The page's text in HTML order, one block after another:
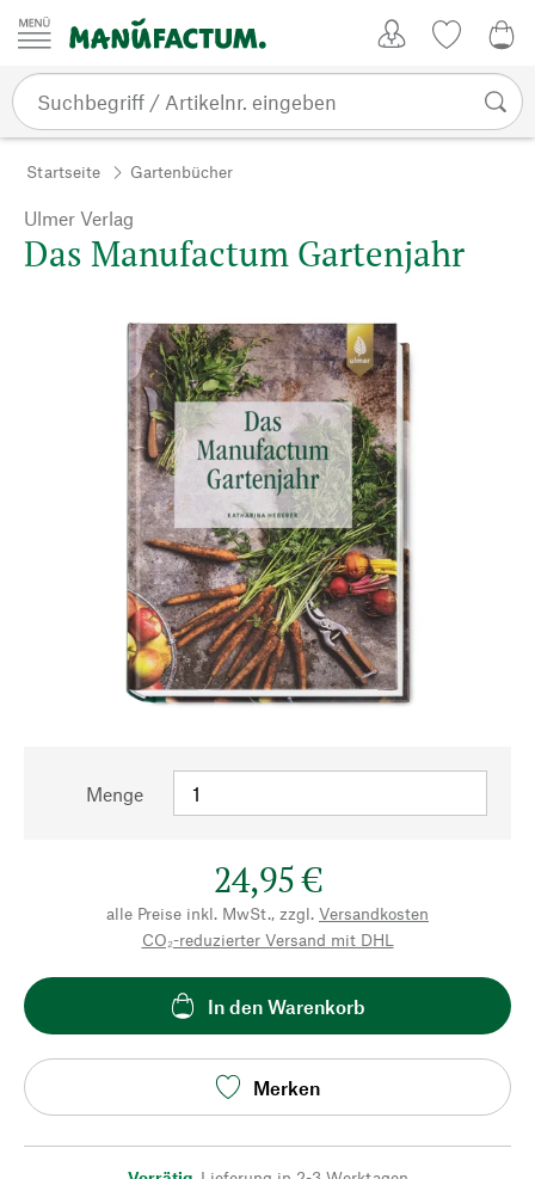
Zum Inhalt springen
Startseite Gartenbücher
Ulmer Verlag
Das Manufactum Gartenjahr
Menge
24,95 €
alle Preise inkl. MwSt., zzgl. Versandkosten
CO₂-reduzierter Versand mit DHL
In den Warenkorb
Merken